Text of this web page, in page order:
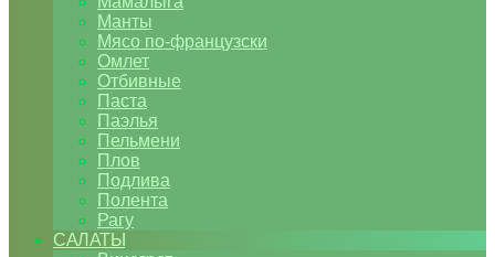
Манты
Мясо по-французски
Омлет
Отбивные
Паста
Паэлья
Пельмени
Плов
Подлива
Полента
Рагу
САЛАТЫ